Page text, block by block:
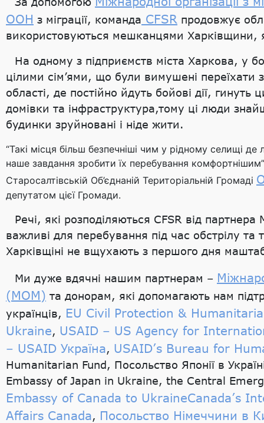
ООН з міграції, команда CFSR продовжує
використовуються мешканцями Харківщини,
На одному з підприємств міста Харкова, у
цілими сім’ями, що були вимушені переїхати
області, де постійно йдуть бойові дії, гинуть
домівки та інфраструктура,тому ці люди
будинки зруйновані і ніде жити.
“Такі місця більш безпечніші чим у рідному селищі
наше завдання зробити їх перебування
Старосалтівській Об’єднаній Територіальній Громаді
депутатом цієї Громади.
Речі, які розподіляються CFSR від
важливі для перебування під час обстрілу та
Харківщіні не вщухають з першого дня
Ми дуже вдячні нашим партнерам –
(МОМ) та донорам, які допомагають нам
українців, EU Civil Protection &
Ukraine, USAID – US Agency for
– USAID Україна, USAID’s Bureau for
Humanitarian Fund, Посольство Японії в
Embassy of Japan in Ukraine, the Central
Embassy of Canada to UkraineCanada’s
Affairs Canada, Посольство Німеччини в